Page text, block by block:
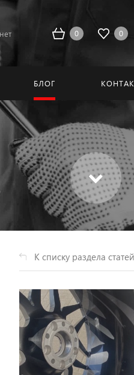
0 0
БЛОГ
К списку раздела статей